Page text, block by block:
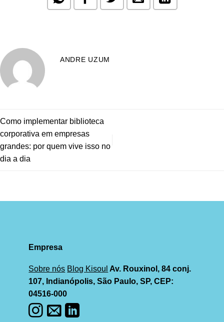
ANDRE UZUM
Como implementar biblioteca
corporativa em empresas
grandes: por quem vive isso no
dia a dia
Empresa
Sobre nós Blog Kisoul Av. Rouxinol, 84 conj.
107, Indianópolis, São Paulo, SP, CEP:
04516-000